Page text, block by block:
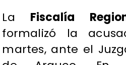
​La Fiscalía
formalizó la
martes, ante el